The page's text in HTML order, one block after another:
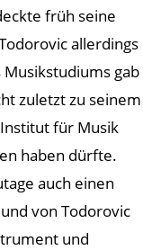
früh seine
allerdings
Musikstudiums gab
zuletzt zu seinem
für Musik
haben dürfte.
auch einen
von Todorovic
und